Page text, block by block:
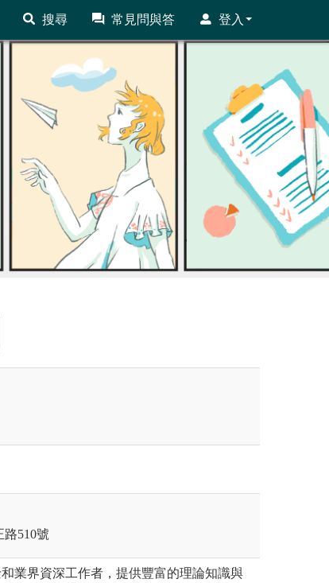
搜尋 常見問與答 登入
路510號
業界資深工作者，提供豐富的理論知識與